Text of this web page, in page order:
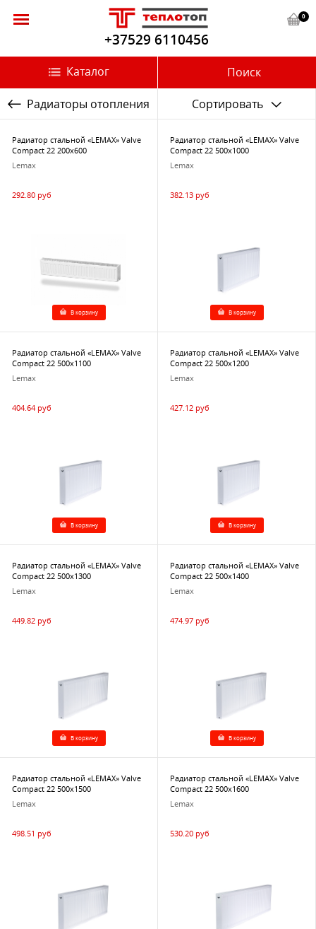
+37529 6110456
Поиск
0
Каталог
Радиаторы отопления Сортировать
Радиатор стальной «LEMAX» Valve
Compact 22 200х600
Lemax
292.80 руб
В корзину
Радиатор стальной «LEMAX» Valve
Compact 22 500х1000
Lemax
382.13 руб
В корзину
Радиатор стальной «LEMAX» Valve
Compact 22 500х1100
Lemax
404.64 руб
В корзину
Радиатор стальной «LEMAX» Valve
Compact 22 500х1200
Lemax
427.12 руб
В корзину
Радиатор стальной «LEMAX» Valve
Compact 22 500х1300
Lemax
449.82 руб
В корзину
Радиатор стальной «LEMAX» Valve
Compact 22 500х1400
Lemax
474.97 руб
В корзину
Радиатор стальной «LEMAX» Valve
Compact 22 500х1500
Lemax
498.51 руб
Радиатор стальной «LEMAX» Valve
Compact 22 500х1600
Lemax
530.20 руб